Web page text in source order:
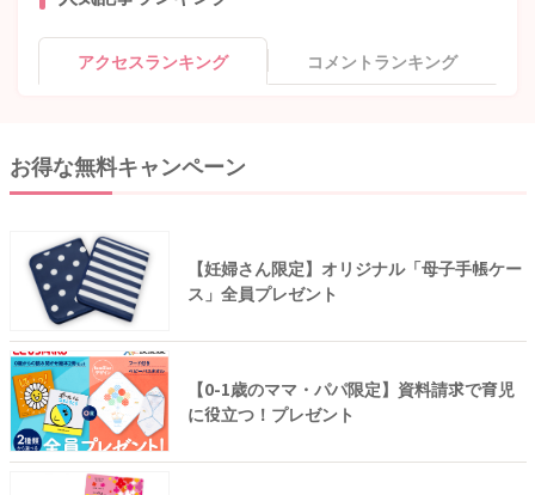
アクセスランキング コメントランキング
お得な無料キャンペーン
【妊婦さん限定】オリジナル「母子手帳ケー
ス」全員プレゼント
【0-1歳のママ・パパ限定】資料請求で育児
に役立つ！プレゼント